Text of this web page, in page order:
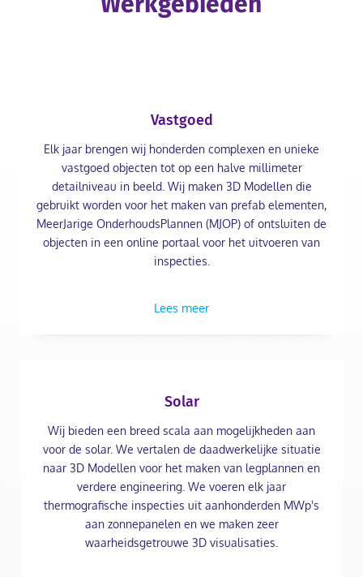
Vastgoed
Elk jaar brengen wij honderden complexen en unieke
vastgoed objecten tot op een halve millimeter
detailniveau in beeld. Wij maken 3D Modellen die
gebruikt worden voor het maken van prefab elementen,
MeerJarige OnderhoudsPlannen (MJOP) of ontsluiten de
objecten in een online portaal voor het uitvoeren van
inspecties.
Lees meer
Solar
Wij bieden een breed scala aan mogelijkheden aan
voor de solar. We vertalen de daadwerkelijke situatie
naar 3D Modellen voor het maken van legplannen en
verdere engineering. We voeren elk jaar
thermografische inspecties uit aanhonderden MWp's
aan zonnepanelen en we maken zeer
waarheidsgetrouwe 3D visualisaties.